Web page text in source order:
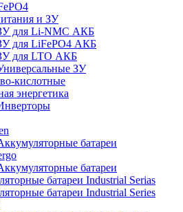
и ЗУ
для Li-NMC АКБ
для LiFePO4 АКБ
для LTO АКБ
ЗУ
кислотные
энергетика
батареи
батареи
батареи Industrial Serias
батареи Industrial Series